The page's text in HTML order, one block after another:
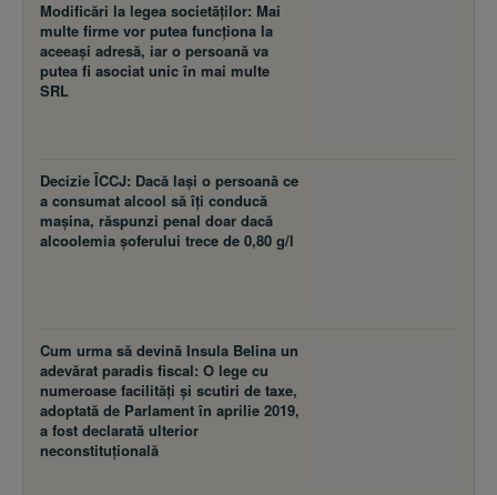
Modificări la legea societăţilor: Mai
multe firme vor putea funcţiona la
aceeaşi adresă, iar o persoană va
putea fi asociat unic în mai multe
SRL
Decizie ÎCCJ: Dacă laşi o persoană ce
a consumat alcool să îţi conducă
maşina, răspunzi penal doar dacă
alcoolemia şoferului trece de 0,80 g/l
Cum urma să devină Insula Belina un
adevărat paradis fiscal: O lege cu
numeroase facilităţi şi scutiri de taxe,
adoptată de Parlament în aprilie 2019,
a fost declarată ulterior
neconstituţională